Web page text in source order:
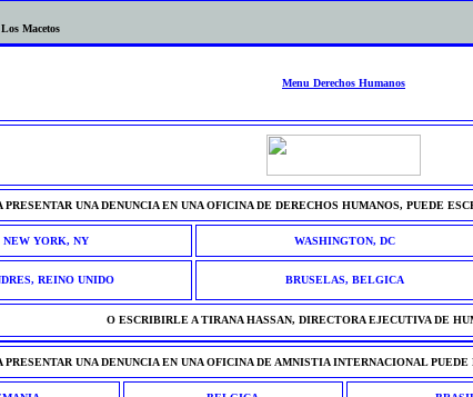
Macetos
Menu Derechos Humanos
PRESENTAR UNA DENUNCIA EN UNA OFICINA DE DERECHOS HUMANOS, PUEDE
NEW YORK, NY WASHINGTON, DC
REINO UNIDO BRUSELAS, BELGICA
O ESCRIBIRLE A TIRANA HASSAN, DIRECTORA EJECUTIVA DE
PRESENTAR UNA DENUNCIA EN UNA OFICINA DE AMNISTIA INTERNACIONAL